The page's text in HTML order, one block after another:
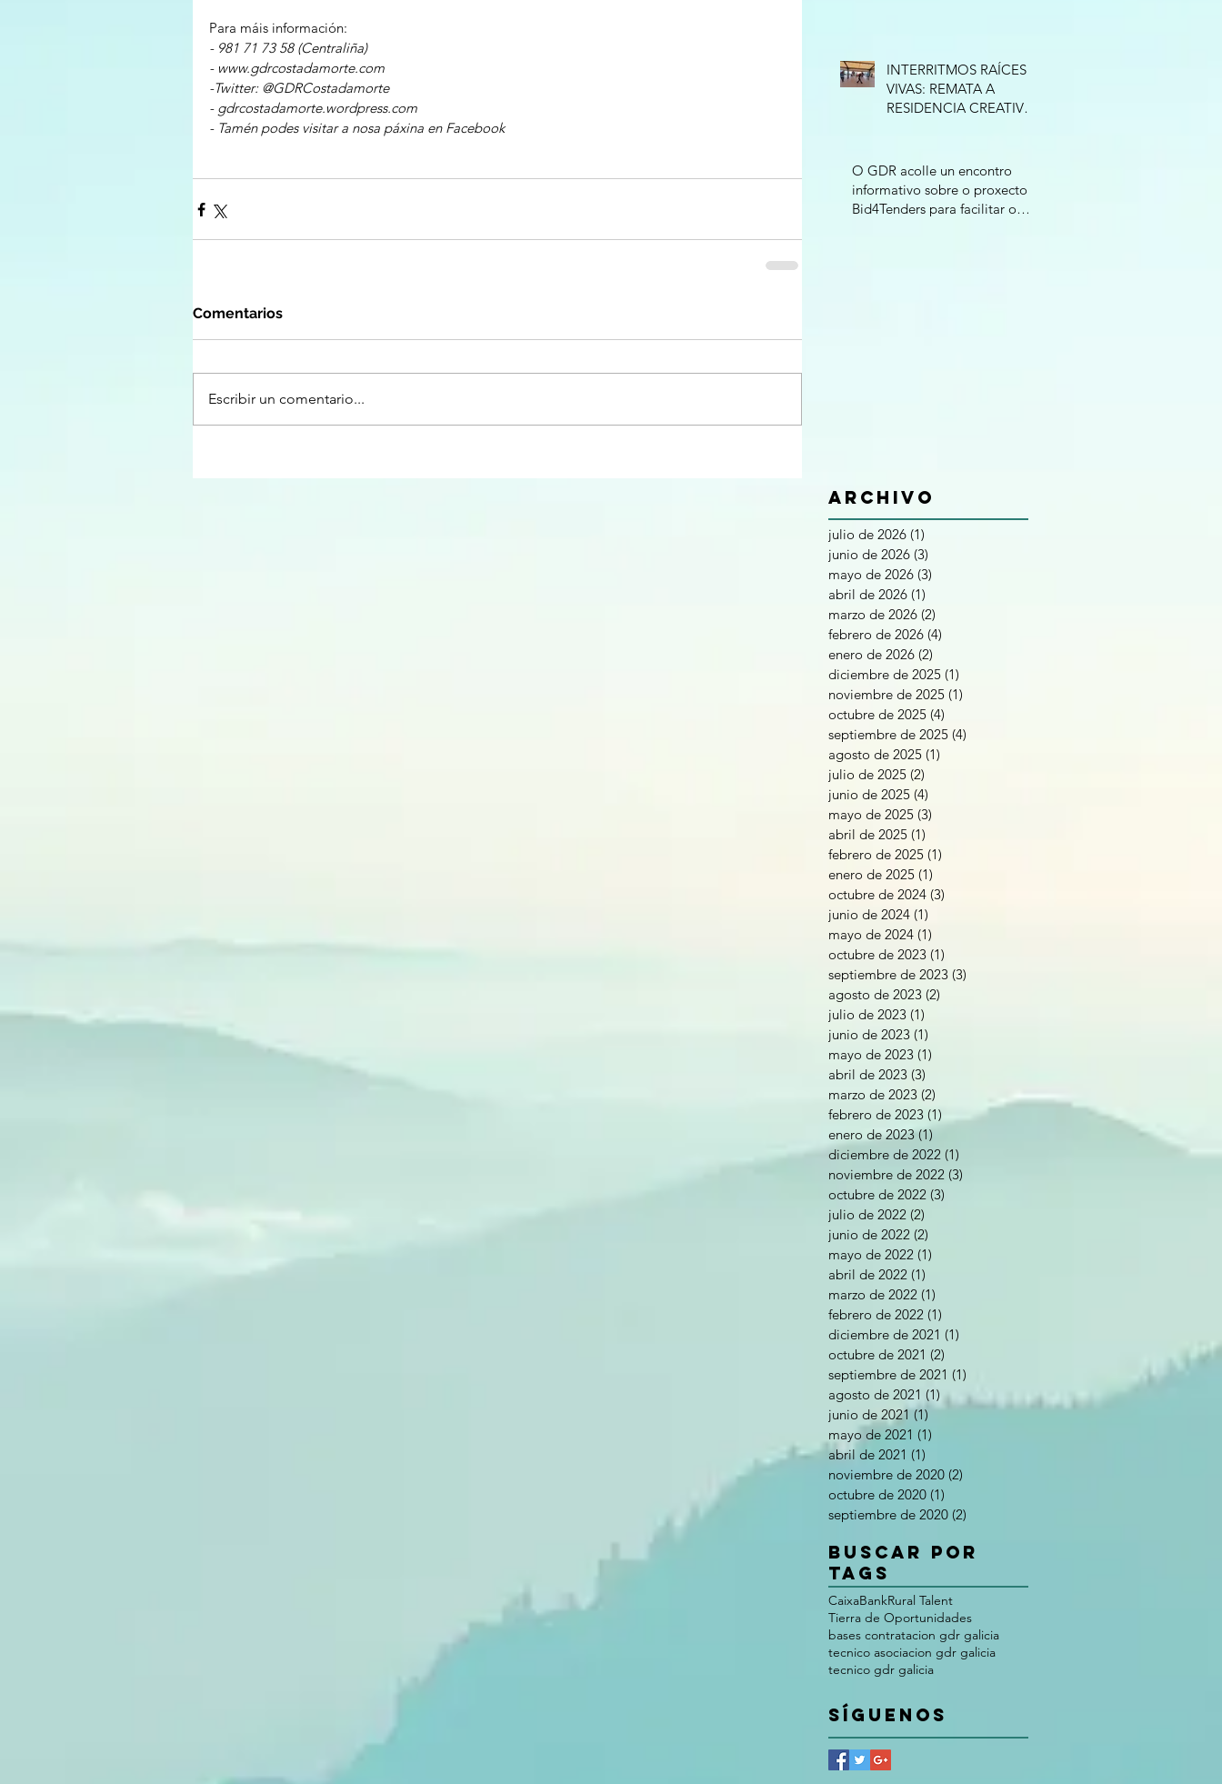
Para máis información:
- 981 71 73 58 (Centraliña)
- www.gdrcostadamorte.com
-Twitter: @GDRCostadamorte
- gdrcostadamorte.wordpress.com
- Tamén podes visitar a nosa páxina en Facebook
Comentarios
Escribir un comentario...
INTERRITMOS RAÍCES
VIVAS: REMATA A
RESIDENCIA CREATIVA
O GDR acolle un encontro
informativo sobre o proxecto
Bid4Tenders para facilitar o
Archivo
julio de 2026 (1)
junio de 2026 (3)
mayo de 2026 (3)
abril de 2026 (1)
marzo de 2026 (2)
febrero de 2026 (4)
enero de 2026 (2)
diciembre de 2025 (1)
noviembre de 2025 (1)
octubre de 2025 (4)
septiembre de 2025 (4)
agosto de 2025 (1)
julio de 2025 (2)
junio de 2025 (4)
mayo de 2025 (3)
abril de 2025 (1)
febrero de 2025 (1)
enero de 2025 (1)
octubre de 2024 (3)
junio de 2024 (1)
mayo de 2024 (1)
octubre de 2023 (1)
septiembre de 2023 (3)
agosto de 2023 (2)
julio de 2023 (1)
junio de 2023 (1)
mayo de 2023 (1)
abril de 2023 (3)
marzo de 2023 (2)
febrero de 2023 (1) 1 entrada
enero de 2023 (1)
diciembre de 2022 (1)
noviembre de 2022 (3)
octubre de 2022 (3)
julio de 2022 (2)
junio de 2022 (2)
mayo de 2022 (1)
abril de 2022 (1)
marzo de 2022 (1)
febrero de 2022 (1)
diciembre de 2021 (1)
octubre de 2021 (2)
septiembre de 2021 (1)
agosto de 2021 (1) 1 entrada
junio de 2021 (1)
mayo de 2021 (1)
abril de 2021 (1)
noviembre de 2020 (2)
octubre de 2020 (1)
septiembre de 2020 (2)
Buscar por
tags
CaixaBankRural Talent
Tierra de Oportunidades
bases contratacion gdr galicia
tecnico asociacion gdr galicia
tecnico gdr galicia
Síguenos